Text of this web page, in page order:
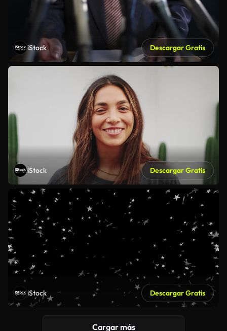
iStock Descargar Gratis
iStock Descargar Gratis
iStock Descargar Gratis
Cargar más